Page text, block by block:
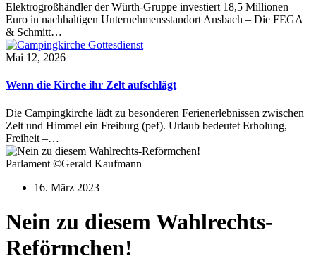
Elektrogroßhändler der Würth-Gruppe investiert 18,5 Millionen
Euro in nachhaltigen Unternehmensstandort Ansbach – Die FEGA
& Schmitt…
Mai 12, 2026
Wenn die Kirche ihr Zelt aufschlägt
Die Campingkirche lädt zu besonderen Ferienerlebnissen zwischen
Zelt und Himmel ein Freiburg (pef). Urlaub bedeutet Erholung,
Freiheit –…
Parlament ©Gerald Kaufmann
16. März 2023
Nein zu diesem Wahlrechts-
Reförmchen!